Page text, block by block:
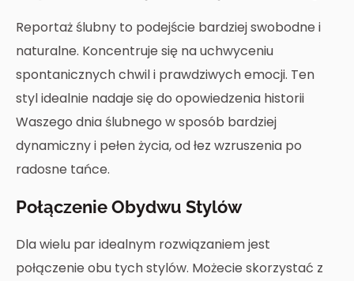
Reportaż ślubny to podejście bardziej swobodne i
naturalne. Koncentruje się na uchwyceniu
spontanicznych chwil i prawdziwych emocji. Ten
styl idealnie nadaje się do opowiedzenia historii
Waszego dnia ślubnego w sposób bardziej
dynamiczny i pełen życia, od łez wzruszenia po
radosne tańce.
Połączenie Obydwu Stylów
Dla wielu par idealnym rozwiązaniem jest
połączenie obu tych stylów. Możecie skorzystać z